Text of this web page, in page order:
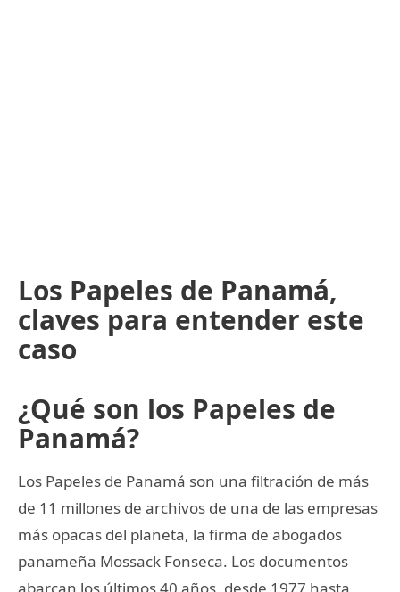
Los Papeles de Panamá,
claves para entender este
caso
¿Qué son los Papeles de
Panamá?
Los Papeles de Panamá son una filtración de más
de 11 millones de archivos de una de las empresas
más opacas del planeta, la firma de abogados
panameña Mossack Fonseca. Los documentos